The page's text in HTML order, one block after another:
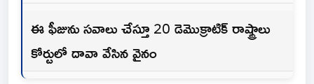
ఈ ఫీజును సవాలు చేస్తూ 20 డెమొక్రాటిక్ రాష్ట్రాలు
కోర్టులో దావా వేసిన వైనం